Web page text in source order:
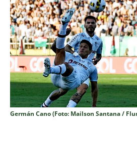
Germán Cano (Foto: Mailson Santana /